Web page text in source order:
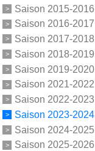
Saison 2015-2016
Saison 2016-2017
Saison 2017-2018
Saison 2018-2019
Saison 2019-2020
Saison 2021-2022
Saison 2022-2023
Saison 2023-2024
Saison 2024-2025
Saison 2025-2026